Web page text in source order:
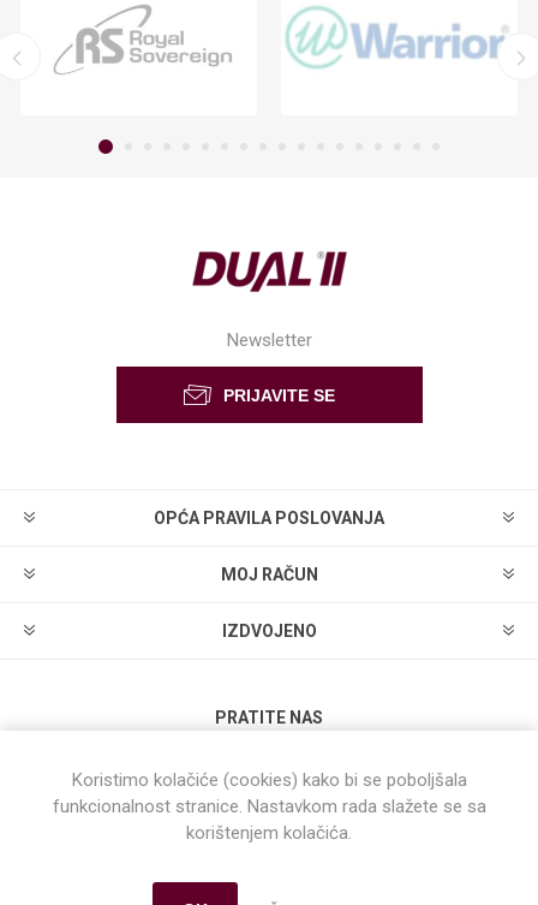
Newsletter
OPĆA PRAVILA POSLOVANJA
MOJ RAČUN
IZDVOJENO
PRATITE NAS
Powered by
Koristimo kolačiće (cookies) kako bi se poboljšala
funkcionalnost stranice. Nastavkom rada slažete se sa
korištenjem kolačića.